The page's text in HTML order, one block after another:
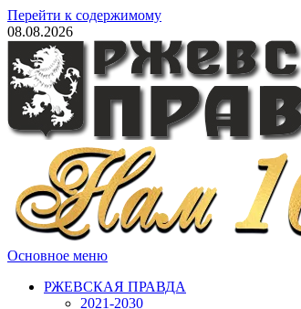
Перейти к содержимому
08.08.2026
Основное меню
РЖЕВСКАЯ ПРАВДА
2021-2030